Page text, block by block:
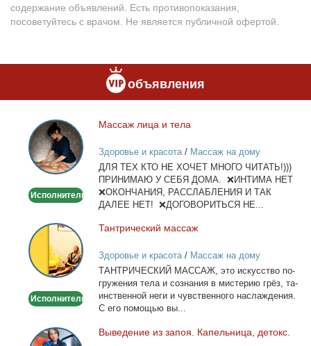
содержание объявлений. Есть противопоказания,
посоветуйтесь с врачом. Не является публичной офертой.
объявления
Массаж
лица
и
тела
Исполнитель
Мас­саж ли­ца и те­ла
Здоровье и красота/ Массаж на дому
ДЛЯ ТЕХ КТО НЕ ХОЧЕТ МНОГО ЧИТАТЬ!)))
ПРИНИМАЮ У СЕБЯ ДОМА. ❌ИНТИМА НЕТ
❌ОКОНЧАНИЯ, РАССЛАБЛЕНИЯ И ТАК
ДАЛЕЕ НЕТ! ❌ДОГОВОРИТЬСЯ НЕ...
Тантрический
массаж
Исполнитель
Тан­три­че­ский мас­саж
Здоровье и красота/ Массаж на дому
ТАНТРИЧЕСКИЙ МАССАЖ, это ис­кус­ство по­
гру­же­ния те­ла и со­зна­ния в ми­сте­рию грёз, та­
ин­ствен­ной неги и чув­ствен­но­го на­сла­жде­ния.
С его по­мо­щью вы...
Выведение
Вы­ве­де­ние из за­поя. Ка­пель­ни­ца, де­токс.